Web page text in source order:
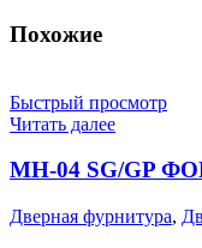
Похожие
Быстрый просмотр
Читать далее
MH-04 SG/GP
Дверная фурнитура,